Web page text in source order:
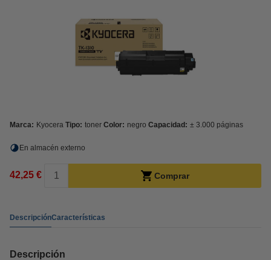
Marca: Kyocera Tipo: toner Color: negro Capacidad: ± 3.000 páginas
En almacén externo
42,25 € Comprar
DescripciónCaracterísticas
Descripción